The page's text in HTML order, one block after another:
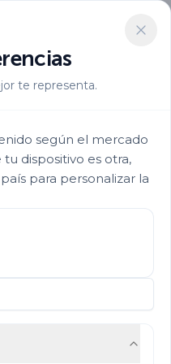
te representa.
según el mercado
dispositivo es otra,
para personalizar la